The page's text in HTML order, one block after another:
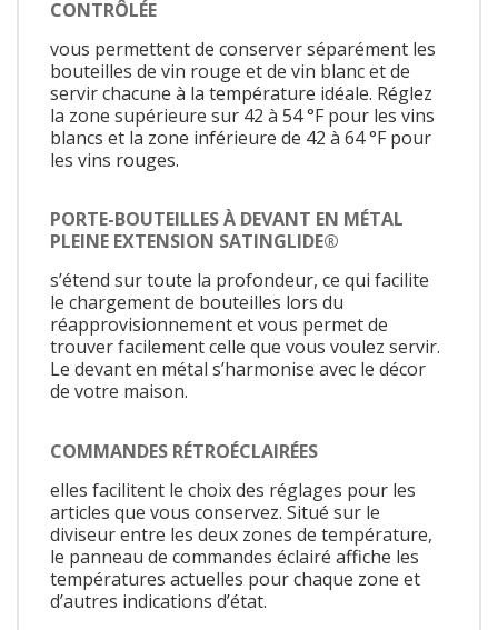
CONTRÔLÉE
vous permettent de conserver séparément les
bouteilles de vin rouge et de vin blanc et de
servir chacune à la température idéale. Réglez
la zone supérieure sur 42 à 54 °F pour les vins
blancs et la zone inférieure de 42 à 64 °F pour
les vins rouges.
PORTE-BOUTEILLES À DEVANT EN MÉTAL
PLEINE EXTENSION SATINGLIDE®
s’étend sur toute la profondeur, ce qui facilite
le chargement de bouteilles lors du
réapprovisionnement et vous permet de
trouver facilement celle que vous voulez servir.
Le devant en métal s’harmonise avec le décor
de votre maison.
COMMANDES RÉTROÉCLAIRÉES
elles facilitent le choix des réglages pour les
articles que vous conservez. Situé sur le
diviseur entre les deux zones de température,
le panneau de commandes éclairé affiche les
températures actuelles pour chaque zone et
d’autres indications d’état.